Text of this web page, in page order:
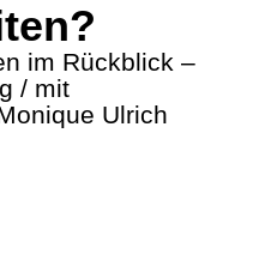
im Rückblick –
/ mit
Ulrich